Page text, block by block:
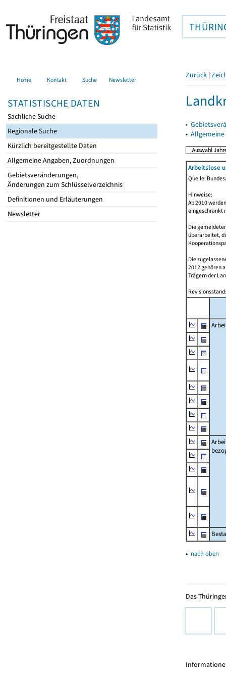
Home Kontakt Suche Newsletter
STATISTISCHE DATEN
Sachliche Suche
Regionale Suche
Kürzlich bereitgestellte Daten
Allgemeine Angaben, Zuordnungen
Gebietsveränderungen,
Änderungen zum Schlüsselverzeichnis
Definitionen und Erläuterungen
Newsletter
Zurück |
▸
▸
Arbeitslose
Quelle:
Hinweise:
Ab 2010
eingeschränkt
Die
überarbeitet,
Die
2012 gehören
Trägern der
▴ nach oben
Das